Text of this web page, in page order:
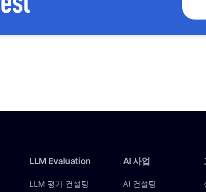
LLM Evaluation
LLM 평가 컨설팅
AI 사업
AI 컨설팅